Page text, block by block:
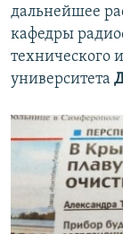
дальнейшее
кафедры
технического
университета